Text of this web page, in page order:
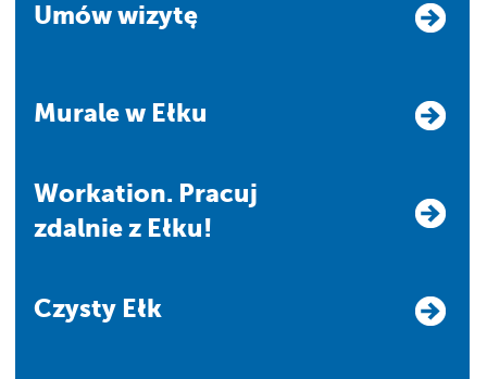
Umów wizytę
Murale w Ełku
Workation. Pracuj
zdalnie z Ełku!
Czysty Ełk